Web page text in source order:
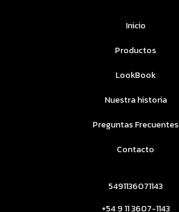
Inicio
Productos
LookBook
Nuestra historia
Preguntas Frecuentes
Contacto
5491136071143
+54 9 11 3607-1143